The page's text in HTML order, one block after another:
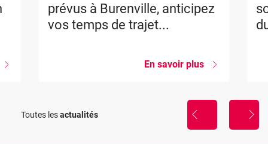
prévus à Burenville, anticipez
vos temps de trajet...
En savoir plus sur
à
Toutes lesactualités